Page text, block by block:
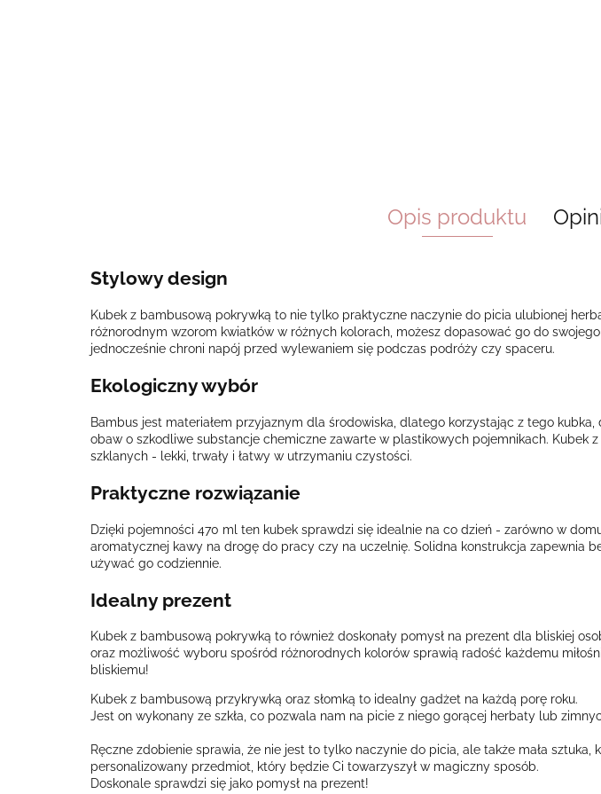
Opis produktu
Stylowy design
Kubek z bambusową pokrywką to nie tylko praktyczne naczynie do picia ulubionej
różnorodnym wzorom kwiatków w różnych kolorach, możesz dopasować go do
jednocześnie chroni napój przed wylewaniem się podczas podróży czy spaceru.
Ekologiczny wybór
Bambus jest materiałem przyjaznym dla środowiska, dlatego korzystając z tego
obaw o szkodliwe substancje chemiczne zawarte w plastikowych pojemnikach.
szklanych - lekki, trwały i łatwy w utrzymaniu czystości.
Praktyczne rozwiązanie
Dzięki pojemności 470 ml ten kubek sprawdzi się idealnie na co dzień - zarówno w
aromatycznej kawy na drogę do pracy czy na uczelnię. Solidna konstrukcja zapewnia
używać go codziennie.
Idealny prezent
Kubek z bambusową pokrywką to również doskonały pomysł na prezent dla bliskiej
oraz możliwość wyboru spośród różnorodnych kolorów sprawią radość każdemu
bliskiemu!
Kubek z bambusową przykrywką oraz słomką to idealny gadżet na każdą porę roku.
Jest on wykonany ze szkła, co pozwala nam na picie z niego gorącej herbaty lub
Ręczne zdobienie sprawia, że nie jest to tylko naczynie do picia, ale także mała
personalizowany przedmiot, który będzie Ci towarzyszył w magiczny sposób.
Doskonale sprawdzi się jako pomysł na prezent!